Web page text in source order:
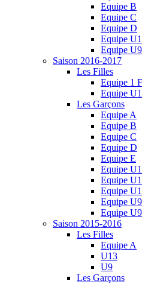
Equipe B
Equipe C
Equipe D
Equipe
Equipe
Saison 2016-2017
Les Filles
Equipe 1
Equipe
Les Garçons
Equipe A
Equipe B
Equipe C
Equipe D
Equipe E
Equipe
Equipe
Equipe
Equipe
Equipe
Saison 2015-2016
Les Filles
Equipe A
U13
U9
Les Garçons